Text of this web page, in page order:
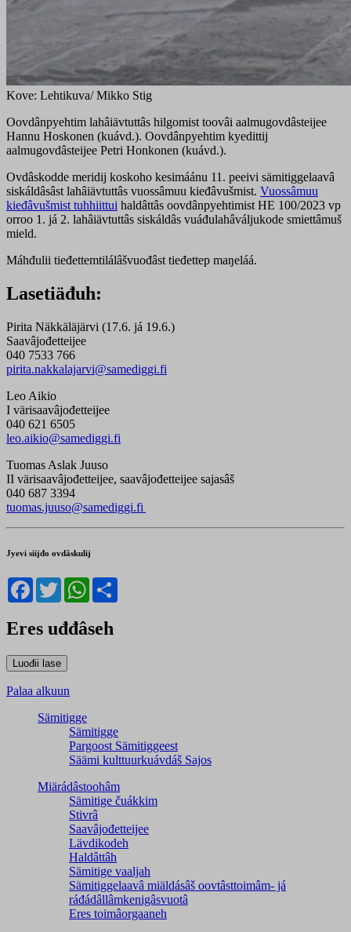
Kove: Lehtikuva/ Mikko Stig
Oovdânpyehtim lahâiävtuttâs hilgomist toovâi aalmugovdâsteijee
Hannu Hoskonen (kuávd.). Oovdânpyehtim kyedittij
aalmugovdâsteijee Petri Honkonen (kuávd.).
Ovdâskodde meridij koskoho kesimáánu 11. peeivi sämitiggelaavâ
siskáldâsâst lahâiävtuttâs vuossâmuu kieđâvušmist. Vuossâmuu
kieđâvušmist tuhhiittui haldâttâs oovdânpyehtimist HE 100/2023 vp
orroo 1. já 2. lahâiävtuttâs siskáldâs vuáđulahâváljukode smiettâmuš
mield.
Máhđulii tieđettemtilálâšvuođâst tieđettep maŋeláá.
Lasetiäđuh:
Pirita Näkkäläjärvi (17.6. já 19.6.)
Saavâjođetteijee
040 7533 766
pirita.nakkalajarvi@samediggi.fi
Leo Aikio
I värisaavâjođetteijee
040 621 6505
leo.aikio@samediggi.fi
Tuomas Aslak Juuso
II värisaavâjođetteijee, saavâjođetteijee sajasâš
040 687 3394
tuomas.juuso@samediggi.fi
Jyevi siijđo ovdâskulij
Facebook
TwitterWhatsApp
Eres uđđâseh
Palaa alkuun
Sämitigge
Sämitigge
Pargoost Sämitiggeest
Säämi kulttuurkuávdáš Sajos
Miärádâstoohâm
Sämitige čuákkim
Stivrâ
Saavâjođetteijee
Lävdikodeh
Haldâttâh
Sämitige vaaljah
Sämitiggelaavâ miäldásâš oovtâsttoimâm- já
ráđádâllâmkenigâsvuotâ
Eres toimâorgaaneh